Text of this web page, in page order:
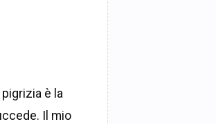
è la
Il mio